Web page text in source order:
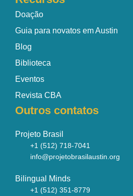
Doação
Guia para novatos em Austin
Blog
Biblioteca
Eventos
Revista CBA
Outros contatos
Projeto Brasil
+1 (512) 718-7041
info@projetobrasilaustin.org
Bilingual Minds
+1 (512) 351-8779